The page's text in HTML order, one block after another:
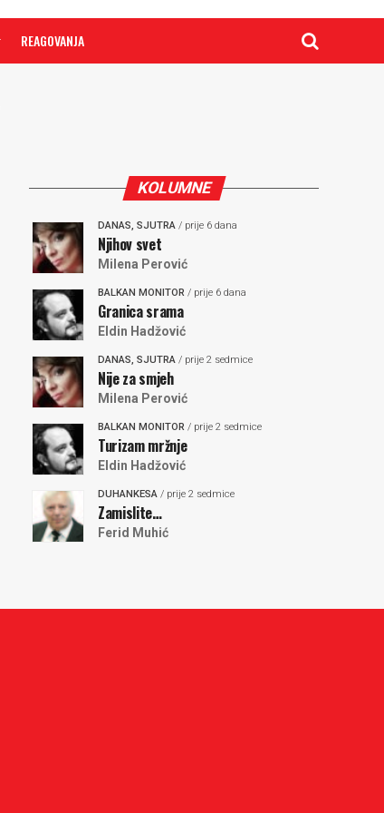
REAGOVANJA
KOLUMNE
DANAS, SJUTRA / prije 6 dana
Njihov svet
Milena Perović
BALKAN MONITOR / prije 6 dana
Granica srama
Eldin Hadžović
DANAS, SJUTRA / prije 2 sedmice
Nije za smjeh
Milena Perović
BALKAN MONITOR / prije 2 sedmice
Turizam mržnje
Eldin Hadžović
DUHANKESA / prije 2 sedmice
Zamislite…
Ferid Muhić